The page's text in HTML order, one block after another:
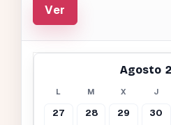
Ver
Agosto
L M X J
27 28 29 30